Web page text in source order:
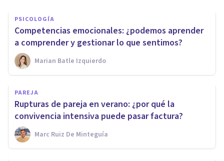
PSICOLOGÍA
Competencias emocionales: ¿podemos aprender
a comprender y gestionar lo que sentimos?
Marian Batle Izquierdo
PAREJA
Rupturas de pareja en verano: ¿por qué la
convivencia intensiva puede pasar factura?
Marc Ruiz De Minteguía